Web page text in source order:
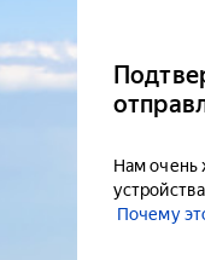
Нам очень
Почему